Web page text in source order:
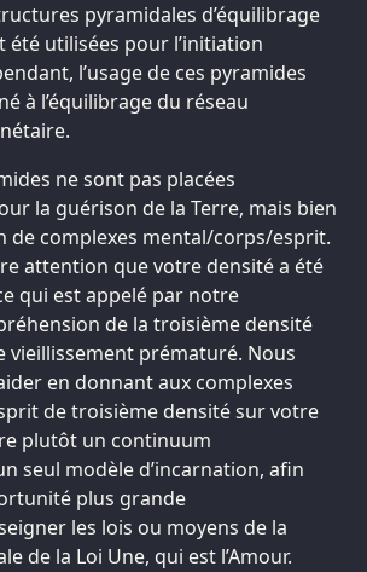
pyramidales d’équilibrage
été utilisées pour l’initiation
l’usage de ces pyramides
à l’équilibrage du réseau
ne sont pas placées
la guérison de la Terre, mais bien
de complexes mental/corps/esprit.
attention que votre densité a été
qui est appelé par notre
de la troisième densité
vieillissement prématuré. Nous
en donnant aux complexes
de troisième densité sur votre
plutôt un continuum
seul modèle d’incarnation, afin
plus grande
les lois ou moyens de la
de la Loi Une, qui est l’Amour.